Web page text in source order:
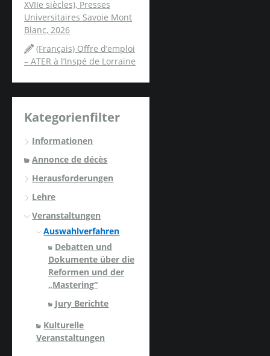
XVIIe siècles), Presses
Universitaires Savoie Mont
Blanc, 2026
(Français) Offre d’emploi
– ATER à l’Inspé de Lorraine
Kategorienfilter
Informationen
Annonce de décès
Herausforderungen
Lehre
Veranstaltungen
Auswahlverfahren
Debatten und
Dokumente über die
Reformen und der
„Mastering“
Jury Berichte
Kulturelle
Veranstaltungen